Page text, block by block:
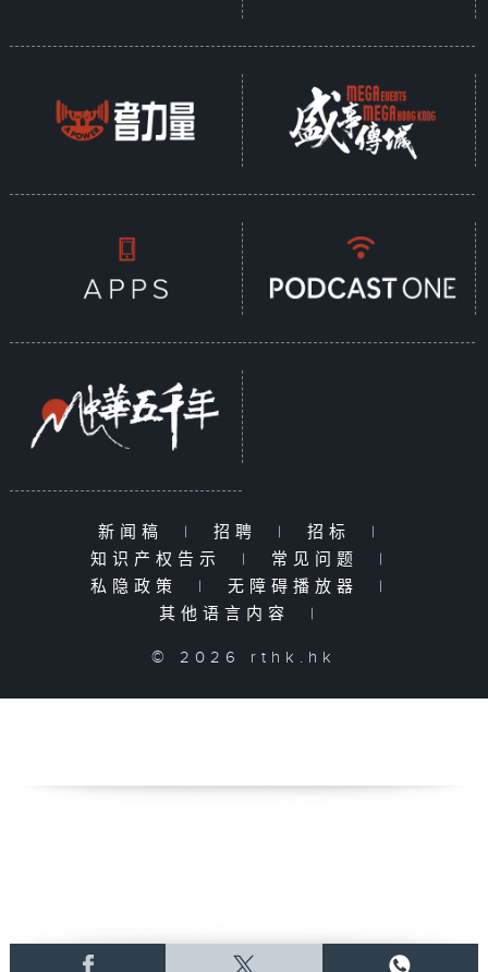
新闻稿 | 招聘 | 招标
|
知识产权告示
| 常见问题
|
私隐政策
| 无障碍播放器
|
其他语言内容
|
© 2026 rthk.hk